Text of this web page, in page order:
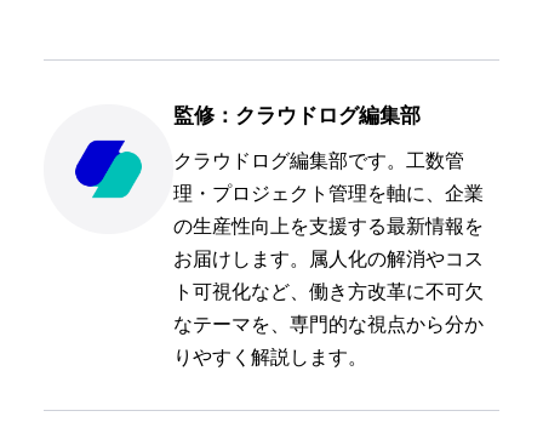
監修：クラウドログ編集部
クラウドログ編集部です。工数管
理・プロジェクト管理を軸に、企業
の生産性向上を支援する最新情報を
お届けします。属人化の解消やコス
ト可視化など、働き方改革に不可欠
なテーマを、専門的な視点から分か
りやすく解説します。